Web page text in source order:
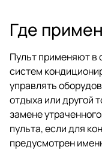
Где
Пульт применяют в
систем
управлять
отдыха или другой
замене
пульта, если для
предусмотрен